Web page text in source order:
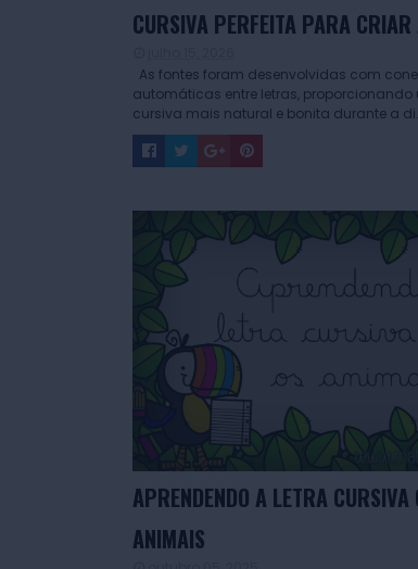
CURSIVA PERFEITA PARA CRIAR
As fontes foram desenvolvidas com
automáticas entre letras, proporcionando
cursiva mais natural e bonita durante a
APRENDENDO A LETRA CURSIVA
ANIMAIS